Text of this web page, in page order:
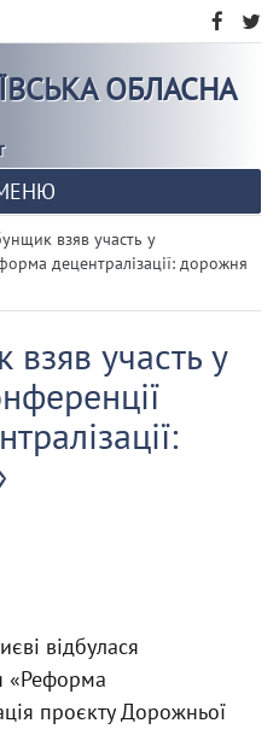
ОБЛАСНА
взяв участь у
децентралізації: дорожня
участь у
відбулася
«Реформа
проєкту Дорожньої